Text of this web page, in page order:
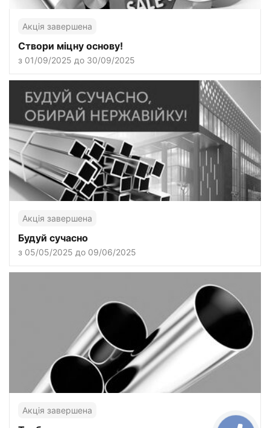
Акція завершена
Створи міцну основу!
з 01/09/2025 до 30/09/2025
Акція завершена
Будуй сучасно
з 05/05/2025 до 09/06/2025
Акція завершена